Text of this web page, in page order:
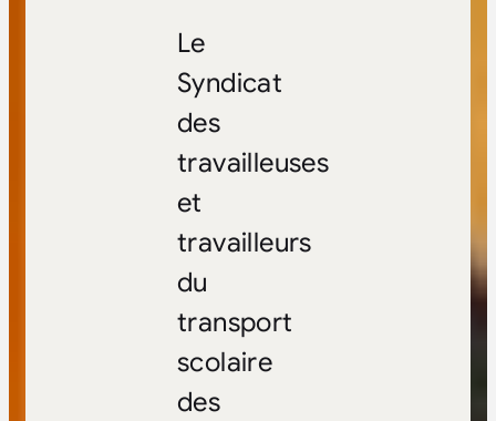
Le
Syndicat
des
travailleuses
et
travailleurs
du
transport
scolaire
des